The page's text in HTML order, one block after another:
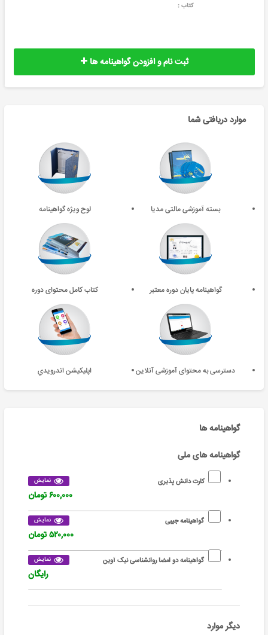
کتاب :
ثبت نام و افزودن گواهینامه ها
موارد دریافتی شما
بسته آموزشی مالتی مدیا لوح ویژه گواهینامه
گواهینامه پایان دوره معتبر کتاب کامل محتوای دوره
دسترسی به محتوای آموزشی آنلاین اپليکيشن اندرويدي
گواهینامه ها
گواهینامه های ملی
کارت دانش پذیری نمایش
۶۰۰,۰۰۰ تومان
گواهینامه جیبی نمایش
۵۲۰,۰۰۰ تومان
گواهینامه دو امضا روانشناسی نیک آوین نمایش
رایگان
دیگر موارد